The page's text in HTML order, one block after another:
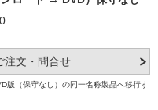
版（保守なし）の同一名称製品へ移行す